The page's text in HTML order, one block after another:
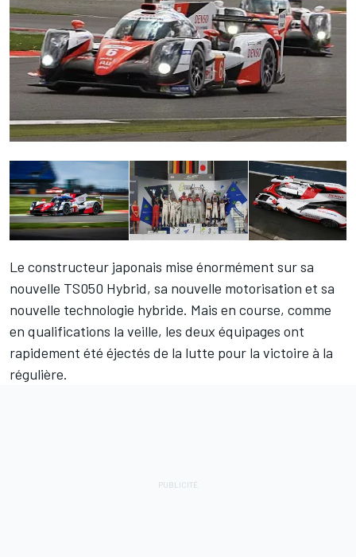
Le constructeur japonais mise énormément sur sa
nouvelle TS050 Hybrid, sa nouvelle motorisation et sa
nouvelle technologie hybride. Mais en course, comme
en qualifications la veille, les deux équipages ont
rapidement été éjectés de la lutte pour la victoire à la
régulière.